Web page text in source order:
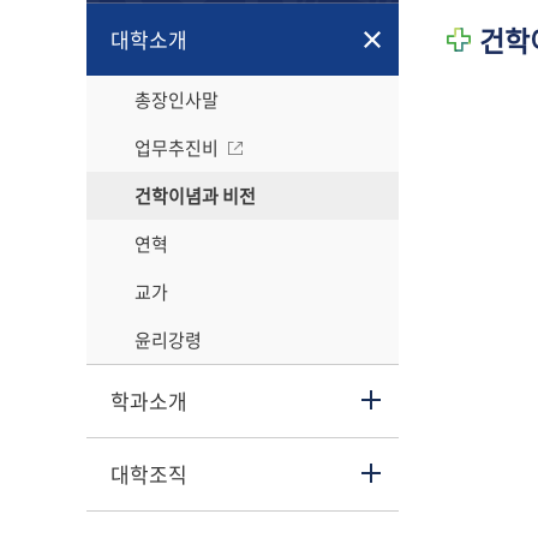
대학소개
총장인사말
업무추진비
건학이념과 비전
연혁
교가
윤리강령
학과소개
대학조직
건